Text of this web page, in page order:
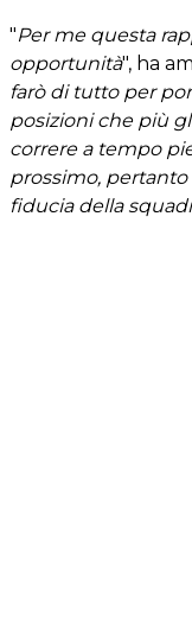
"Per me questa
opportunità", ha
farò di tutto per
posizioni che più
correre a tempo
prossimo,
fiducia della